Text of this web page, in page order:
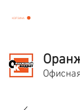
КОРЗИНА